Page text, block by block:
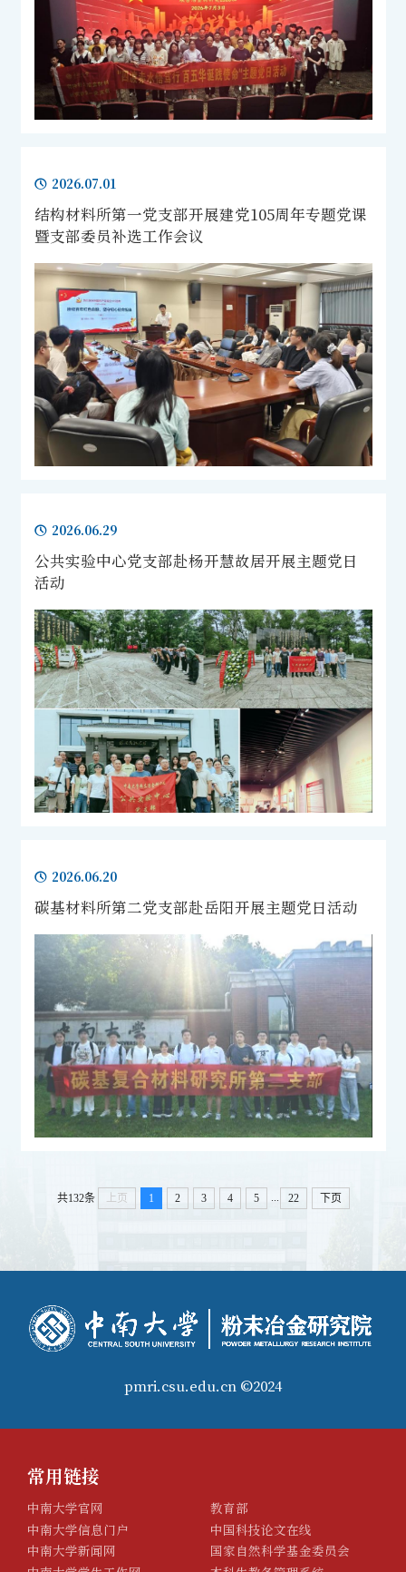
2026.07.01
结构材料所第一党支部开展建党105周年专题党课
暨支部委员补选工作会议
2026.06.29
公共实验中心党支部赴杨开慧故居开展主题党日
活动
2026.06.20
碳基材料所第二党支部赴岳阳开展主题党日活动
共132条 上页 1 2 3 4 5 ... 22 下页
pmri.csu.edu.cn ©2024
常用链接
中南大学官网
中南大学信息门户
中南大学新闻网
教育部
中国科技论文在线
国家自然科学基金委员会